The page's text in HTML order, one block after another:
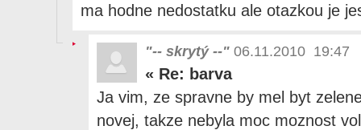
ma hodne nedostatku ale otazkou je
"-- skrytý --" 06.11.2010 19:47
« Re: barva
Ja vim, ze spravne by mel byt
novej, takze nebyla moc moznost